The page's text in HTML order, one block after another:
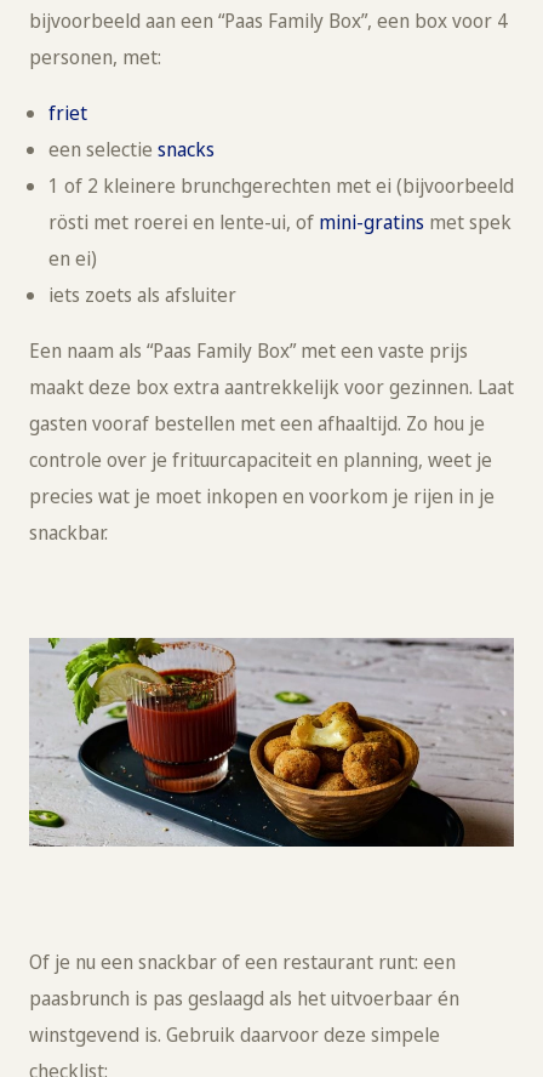
bijvoorbeeld aan een “Paas Family Box”, een box voor 4
personen, met:
friet
een selectie snacks
1 of 2 kleinere brunchgerechten met ei (bijvoorbeeld
rösti met roerei en lente-ui, of mini-gratins met spek
en ei)
iets zoets als afsluiter
Een naam als “Paas Family Box” met een vaste prijs
maakt deze box extra aantrekkelijk voor gezinnen. Laat
gasten vooraf bestellen met een afhaaltijd. Zo hou je
controle over je frituurcapaciteit en planning, weet je
precies wat je moet inkopen en voorkom je rijen in je
snackbar.
Of je nu een snackbar of een restaurant runt: een
paasbrunch is pas geslaagd als het uitvoerbaar én
winstgevend is. Gebruik daarvoor deze simpele
checklist: